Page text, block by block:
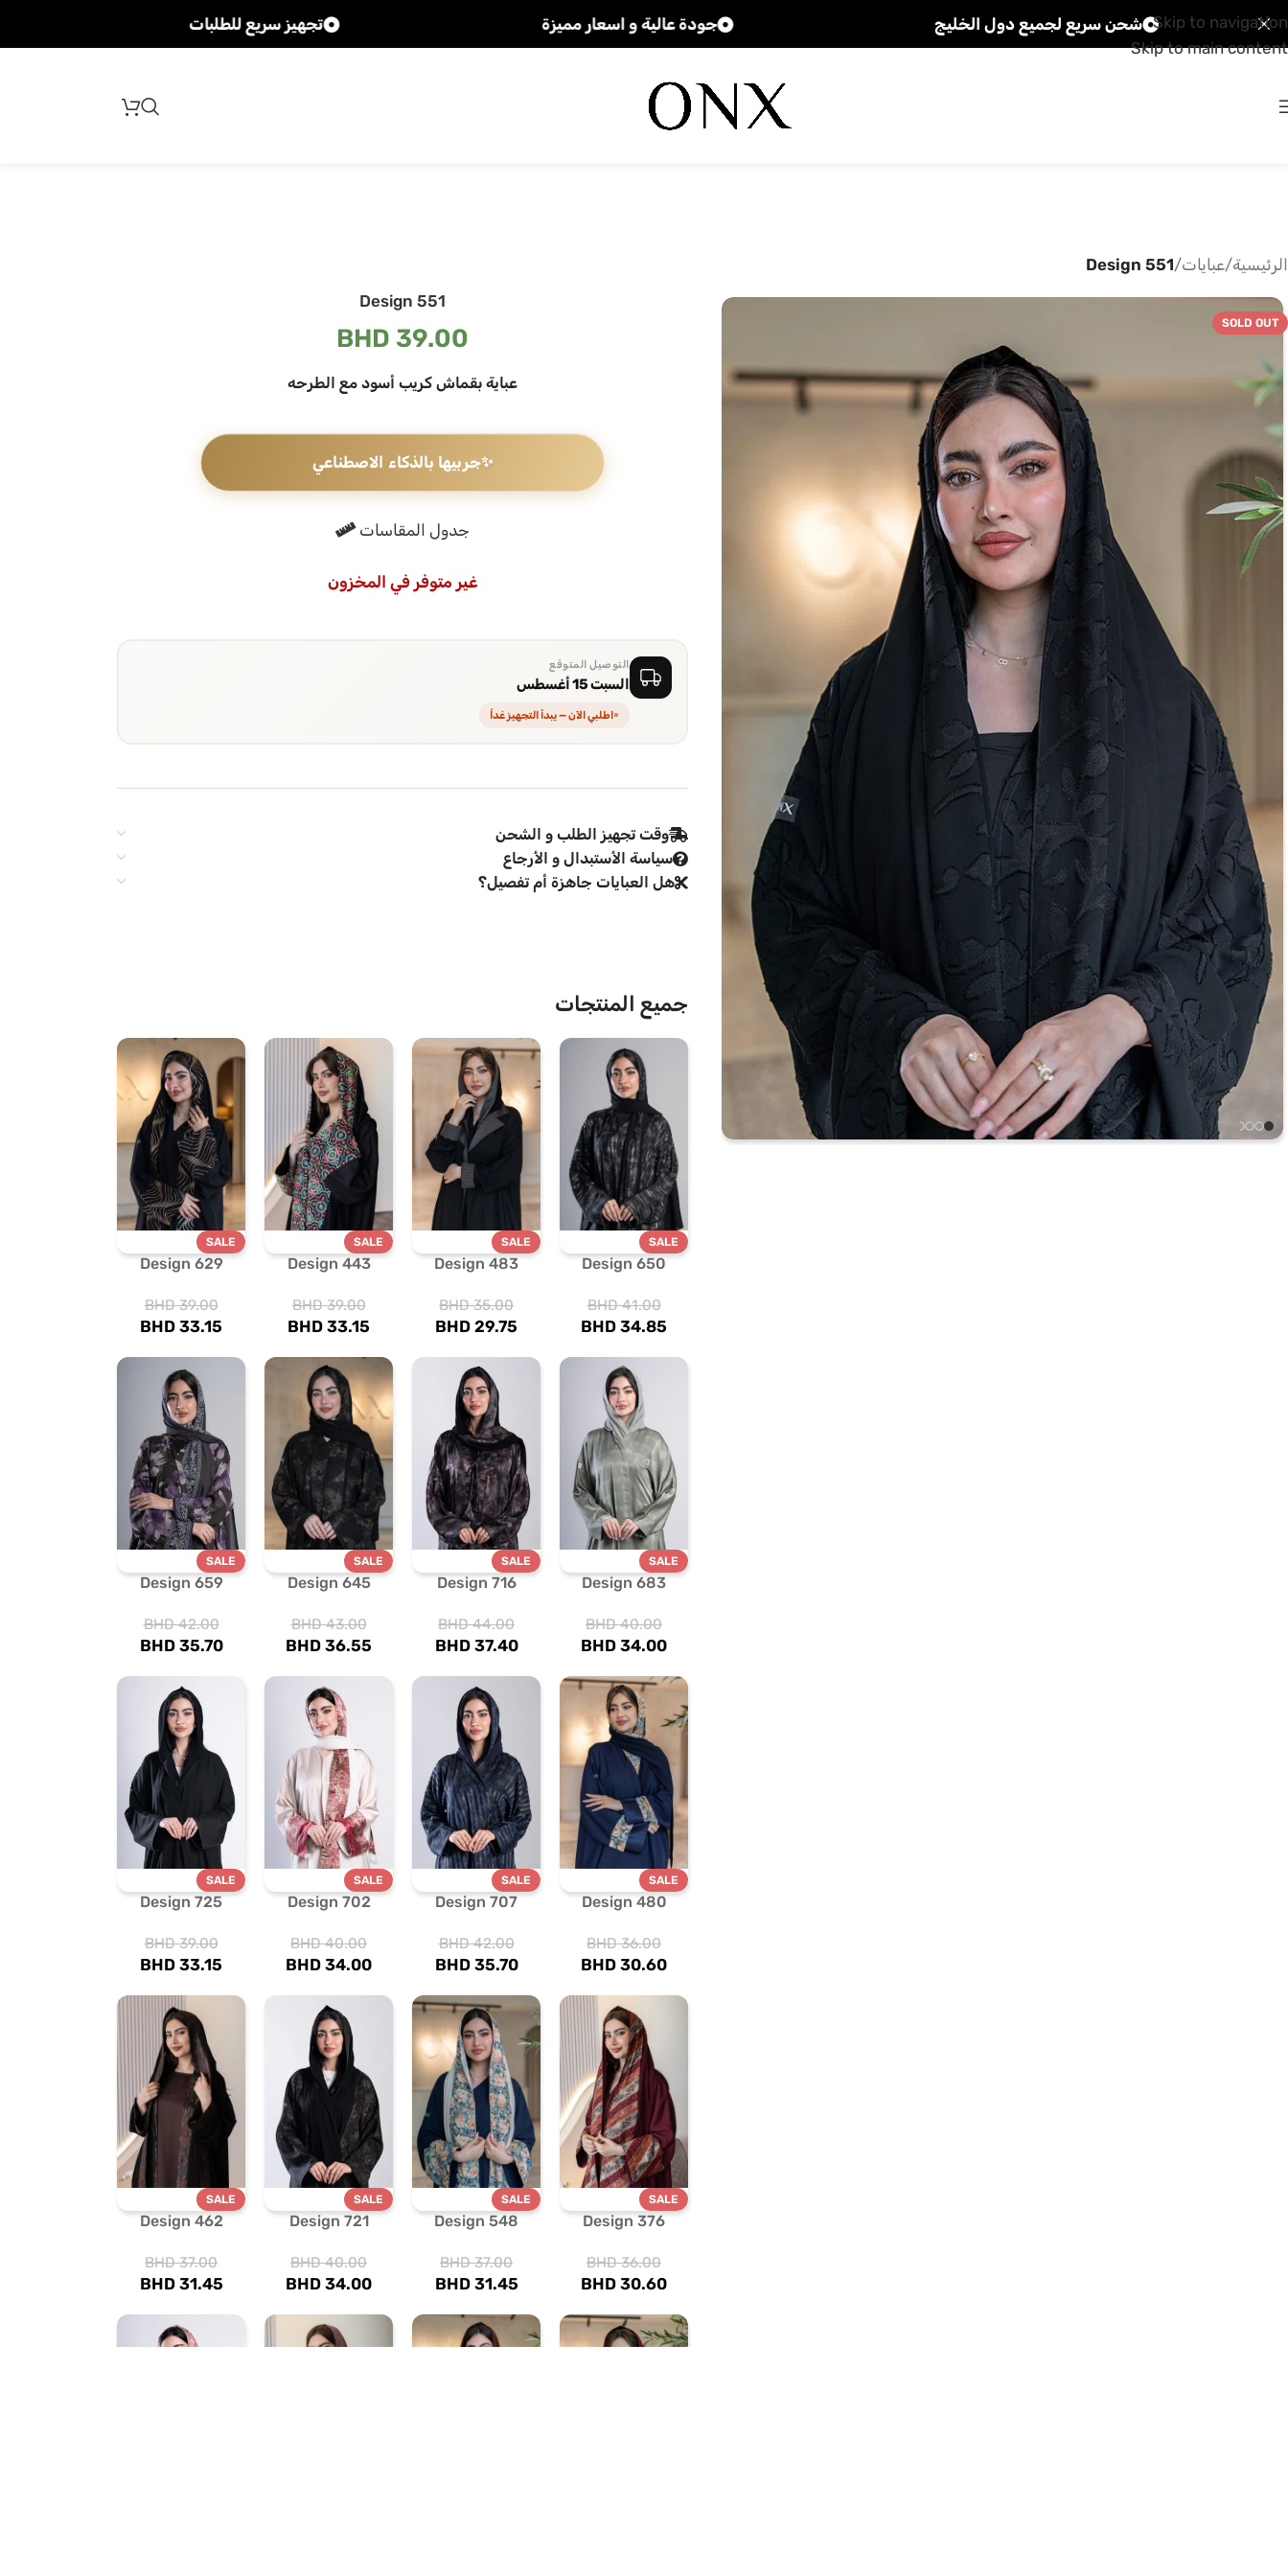
Skip to navigation
Skip to main content
تجهيز سريع للطلبات جودة عالية و اسعار مميزة شحن سريع لجميع دول الخليج
الرئيسية/عبايات/
Design 551
SOLD OUT
Design 551
BHD 39.00
عباية بقماش كريب أسود مع الطرحه
✨جربيها بالذكاء الاصطناعي
جدول المقاسات
غير متوفر في المخزون
التوصيل المتوقع
السبت 15 أغسطس
اطلبي الآن — يبدأ التجهيز غداً
وقت تجهيز الطلب و الشحن
سياسة الأستبدال و الأرجاع
هل العبايات جاهزة أم تفصيل؟
جميع المنتجات
SALE
Design 650
BHD41.00
BHD 34.85
SALE
Design 483
BHD35.00
BHD 29.75
SALE
Design 443
BHD39.00
BHD 33.15
SALE
Design 629
BHD39.00
BHD 33.15
SALE
Design 683
BHD40.00
BHD 34.00
SALE
Design 716
BHD44.00
BHD37.40
SALE
Design 645
BHD43.00
BHD 36.55
SALE
Design 659
BHD42.00
BHD35.70
SALE
Design 480
BHD36.00
BHD 30.60
SALE
Design 707
BHD42.00
BHD35.70
SALE
Design 702
BHD40.00
BHD 34.00
SALE
Design 725
BHD39.00
BHD 33.15
SALE
Design 376
BHD36.00
BHD 30.60
SALE
Design 548
BHD37.00
BHD31.45
SALE
Design 721
BHD40.00
BHD 34.00
SALE
Design 462
BHD37.00
BHD31.45